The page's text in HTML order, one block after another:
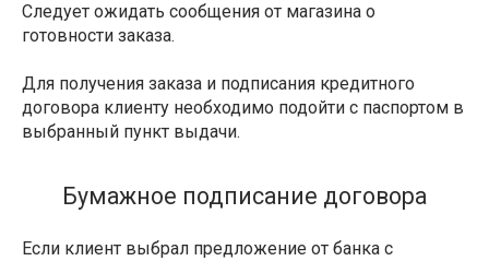
Следует ожидать сообщения от магазина о
готовности заказа.
Для получения заказа и подписания кредитного
договора клиенту необходимо подойти с паспортом в
выбранный пункт выдачи.
Бумажное подписание договора
Если клиент выбрал предложение от банка с